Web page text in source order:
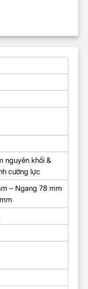
nguyên khối &
cường lực
– Ngang 78 mm